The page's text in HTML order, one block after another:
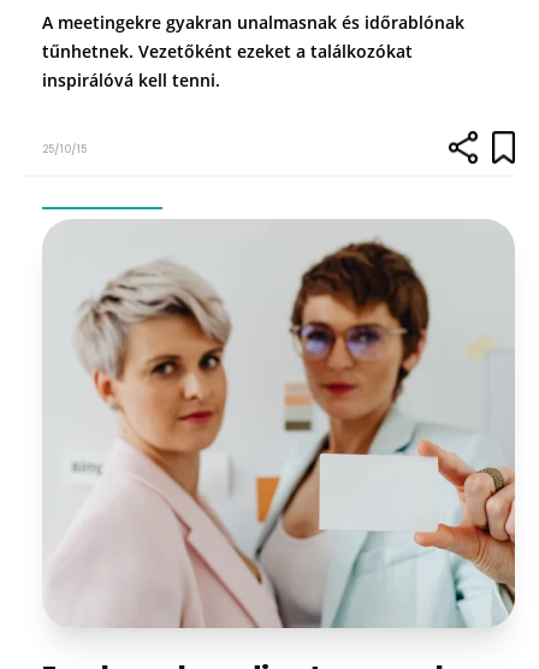
A meetingekre gyakran unalmasnak és időrablónak
tűnhetnek. Vezetőként ezeket a találkozókat
inspirálóvá kell tenni.
25/10/15